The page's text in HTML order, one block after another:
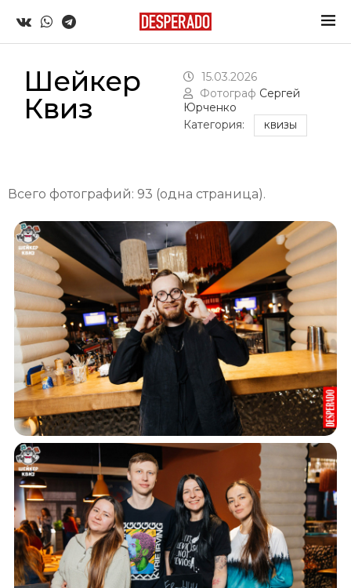
Шейкер
Квиз
15.03.2026
Фотограф Сергей
Юрченко
Категория:
КВИЗЫ
Всего фотографий: 93 (одна страница).